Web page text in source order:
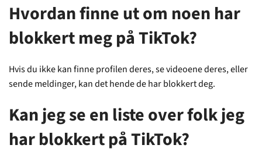
Hvordan finne ut om noen har
blokkert meg på TikTok?
Hvis du ikke kan finne profilen deres, se videoene deres, eller
sende meldinger, kan det hende de har blokkert deg.
Kan jeg se en liste over folk jeg
har blokkert på TikTok?